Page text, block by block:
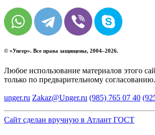
© «Унгер». Все права защищены, 2004–2026.
Любое использование материалов этого
только по предварительному согласованию.
unger.ru Zakaz@Unger.ru (985) 765 07 40
Сайт сделан вручную в Атлант ГОСТ